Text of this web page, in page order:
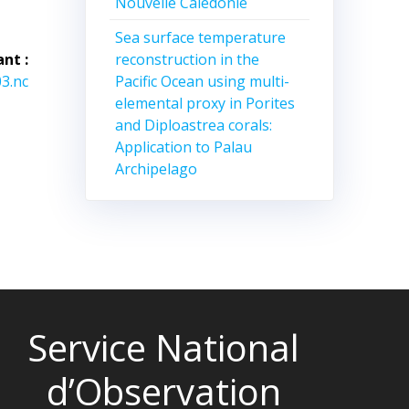
:
Sea surface temperature
reconstruction in the
Pacific Ocean using multi-
elemental proxy in Porites
and Diploastrea corals:
Application to Palau
Archipelago
Service National
d’Observation